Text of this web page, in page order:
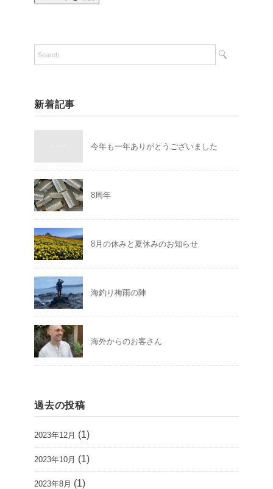
新着記事
今年も一年ありがとうございました
8周年
8月の休みと夏休みのお知らせ
海釣り梅雨の陣
海外からのお客さん
過去の投稿
2023年12月 (1)
2023年10月 (1)
2023年8月 (1)